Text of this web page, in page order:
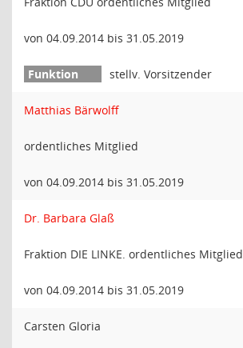
von 04.09.2014 bis 31.05.2019
stellv. Vorsitzender
Matthias Bärwolff
ordentliches Mitglied
von 04.09.2014 bis 31.05.2019
Dr. Barbara Glaß
Fraktion DIE LINKE. ordentliches Mitglied
von 04.09.2014 bis 31.05.2019
Carsten Gloria